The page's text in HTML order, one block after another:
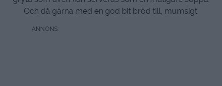
Och då gärna med en god bit bröd till, mumsigt.